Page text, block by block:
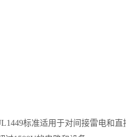
标准适用于对间接雷电